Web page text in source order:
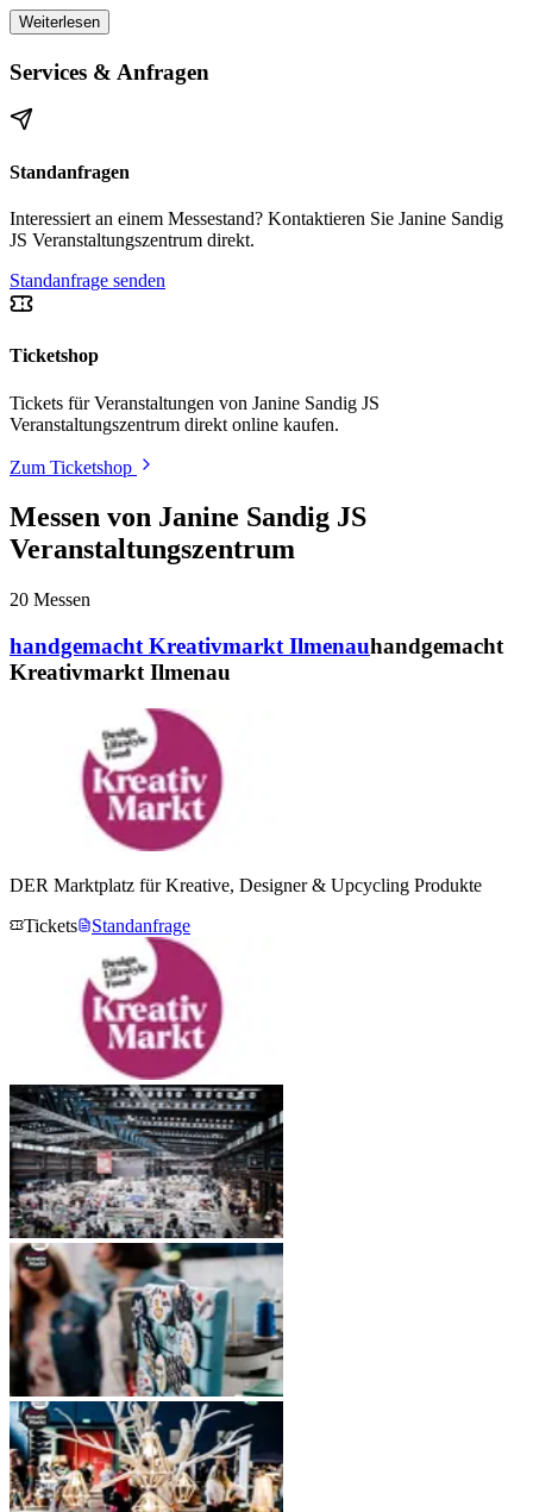
Nicht nurSelbermachen
Produkte zu kaufenist angesagter denn je.
Bei uns findest du liebevoll gestaltete Einzelstücke von Kreativen,
Designern und Upcycling-Künstlern.
Eintauchen in eine besondere Marktwelt
Tritt ein in unsereausgefallene Marktwelt
Farben und Muster
Zwei Tage lang dieMacher hinter den Produkten
kennenlernen
Inspiration sammeln und echte Unikate entdecken
Für Individualisten & Kreativliebhaber
Inspiration und Erlebniszugleich.
Janine Sandig JS Veranstaltungszentrum - We love handmade.
Weiterlesen
Services & Anfragen
Standanfragen
Interessiert an einem Messestand? Kontaktieren Sie Janine Sandig
JS Veranstaltungszentrum direkt.
Standanfrage senden
Ticketshop
Tickets für Veranstaltungen von Janine Sandig JS
Veranstaltungszentrum direkt online kaufen.
Zum Ticketshop
Messen von Janine Sandig JS
Veranstaltungszentrum
20 Messen
handgemacht Kreativmarkt Ilmenauhandgemacht
Kreativmarkt Ilmenau
DER Marktplatz für Kreative, Designer & Upcycling Produkte
Tickets
Standanfrage